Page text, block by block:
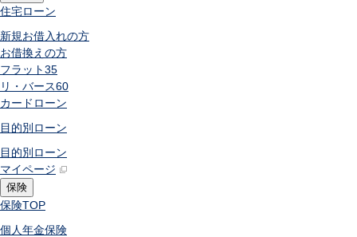
住宅ローン
新規お借入れの方
お借換えの方
フラット35
リ・バース60
カードローン
目的別ローン
目的別ローン
マイページ
保険
保険TOP
個人年金保険